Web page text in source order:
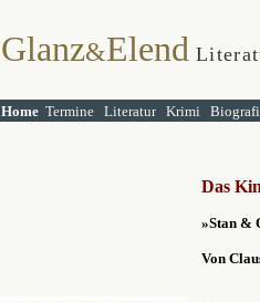
Glanz&Elend
Home Termine Literatur Krimi
Das
»Stan &
Von